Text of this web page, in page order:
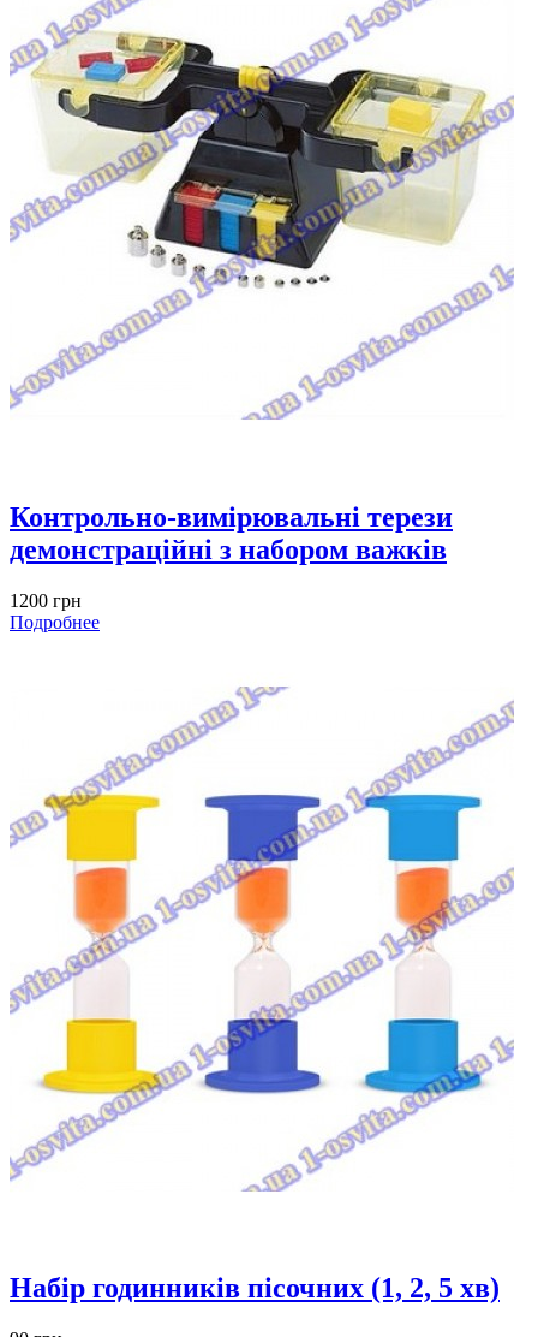
Контрольно-вимірювальні терези
демонстраційні з набором важків
1200 грн
Подробнее
Набір годинників пісочних (1, 2, 5 хв)